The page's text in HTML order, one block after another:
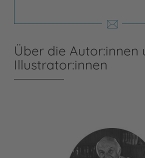
Über die Autor:innen
Illustrator:innen